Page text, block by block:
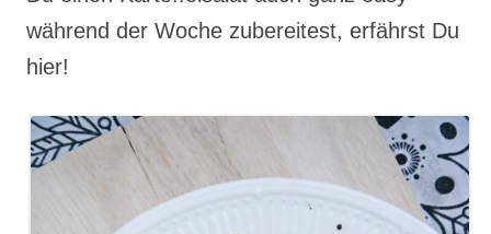
während der Woche zubereitest, erfährst Du
hier!